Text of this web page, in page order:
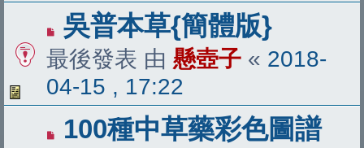
吳普本草{簡體版}
最後發表 由 懸壺子 « 2018-
04-15 , 17:22
100種中草藥彩色圖譜